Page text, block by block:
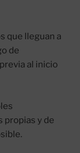
que lleguan a
de
al inicio
propias y de